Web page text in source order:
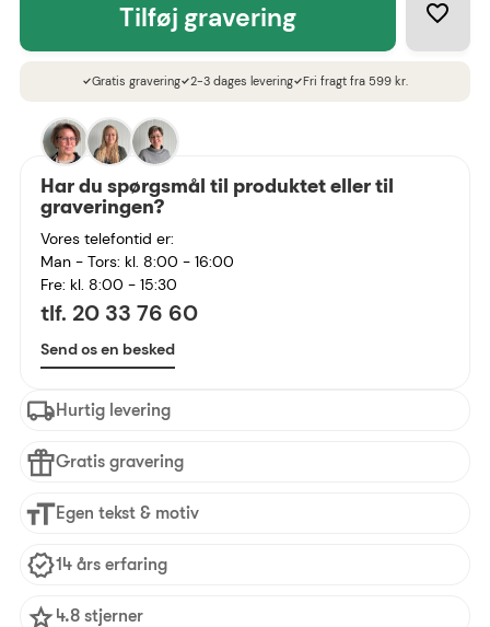
tilføj gravering
checkGratis graveringcheck2-3 dages leveringcheckFri fragt fra 599 kr.
Har du spørgsmål til produktet eller til
graveringen?
Vores telefontid er:
Man - Tors: kl. 8:00 - 16:00
Fre: kl. 8:00 - 15:30
tlf. 20 33 76 60
Send os en besked
Hurtig levering
Gratis gravering
Egen tekst & motiv
14 års erfaring
4.8 stjerner